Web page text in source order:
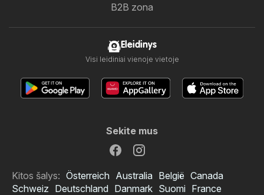
B2B zona
Eleidinys
Visi leidiniai vienoje vietoje
Sekite mus
Kitos šalys: Österreich Australia België Canada
Schweiz Deutschland Danmark Suomi France